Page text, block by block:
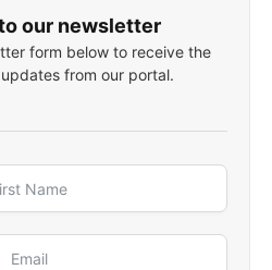
our newsletter
form below to receive the
from our portal.